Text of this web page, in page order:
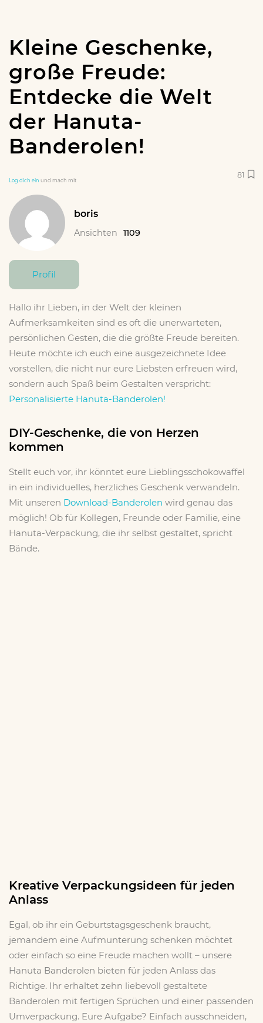
Kleine Geschenke,
große Freude:
Entdecke die Welt
der Hanuta-
Banderolen!
Log dich ein und mach mit
81
boris
Ansichten 1109
Profil
Hallo ihr Lieben, in der Welt der kleinen
Aufmerksamkeiten sind es oft die unerwarteten,
persönlichen Gesten, die die größte Freude bereiten.
Heute möchte ich euch eine ausgezeichnete Idee
vorstellen, die nicht nur eure Liebsten erfreuen wird,
sondern auch Spaß beim Gestalten verspricht:
Personalisierte Hanuta-Banderolen!
DIY-Geschenke, die von Herzen
kommen
Stellt euch vor, ihr könntet eure Lieblingsschokowaffel
in ein individuelles, herzliches Geschenk verwandeln.
Mit unseren Download-Banderolen wird genau das
möglich! Ob für Kollegen, Freunde oder Familie, eine
Hanuta-Verpackung, die ihr selbst gestaltet, spricht
Bände.
Kreative Verpackungsideen für jeden
Anlass
Egal, ob ihr ein Geburtstagsgeschenk braucht,
jemandem eine Aufmunterung schenken möchtet
oder einfach so eine Freude machen wollt – unsere
Hanuta Banderolen bieten für jeden Anlass das
Richtige. Ihr erhaltet zehn liebevoll gestaltete
Banderolen mit fertigen Sprüchen und einer passenden
Umverpackung. Eure Aufgabe? Einfach ausschneiden,